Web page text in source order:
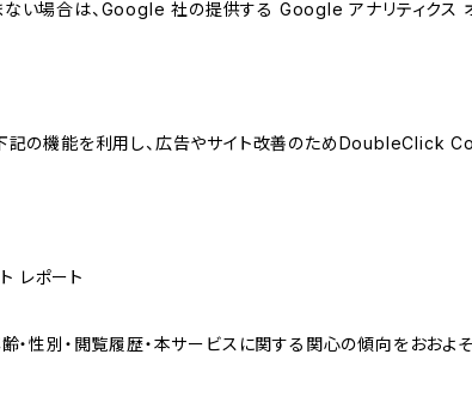
場合は、Google 社の提供する Google アナリティクス オ
記の機能を利用し、広告やサイト改善のためDoubleClick
レポート
性別・閲覧履歴・本サービスに関する関心の傾向をおおよ